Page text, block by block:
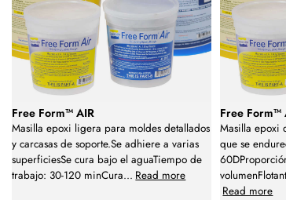
Free Form™ AIR
Masilla epoxi ligera para moldes detallados
y carcasas de soporte.Se adhiere a varias
superficiesSe cura bajo el aguaTiempo de
trabajo: 30-120 minCura... Read more
Free Form™
Masilla epoxi
que se
Read more